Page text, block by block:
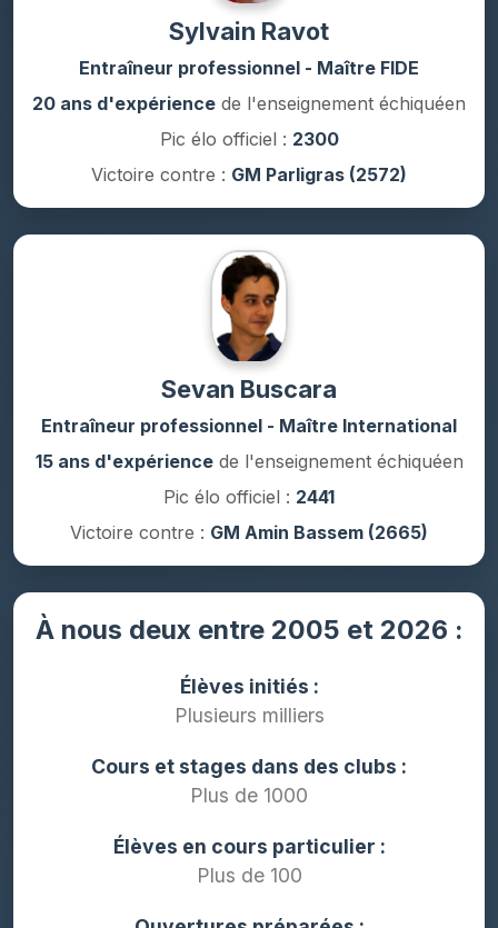
Sylvain Ravot
Entraîneur professionnel - Maître FIDE
20 ans d'expérience de l'enseignement échiquéen
Pic élo officiel : 2300
Victoire contre : GM Parligras (2572)
Sevan Buscara
Entraîneur professionnel - Maître International
15 ans d'expériencede l'enseignement échiquéen
Pic élo officiel : 2441
Victoire contre : GM Amin Bassem (2665)
À nous deux entre 2005 et 2026 :
Élèves initiés :
Plusieurs milliers
Cours et stages dans des clubs :
Plus de 1000
Élèves en cours particulier :
Plus de 100